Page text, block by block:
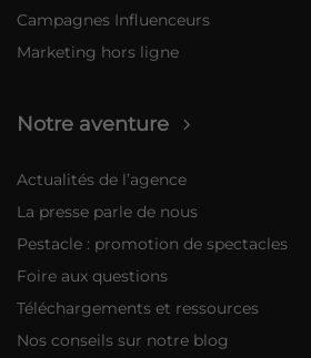
Campagnes Influenceurs
Marketing hors ligne
Notre aventure
Actualités de l’agence
La presse parle de nous
Pestacle : promotion de spectacles
Foire aux questions
Téléchargements et ressources
Nos conseils sur notre blog